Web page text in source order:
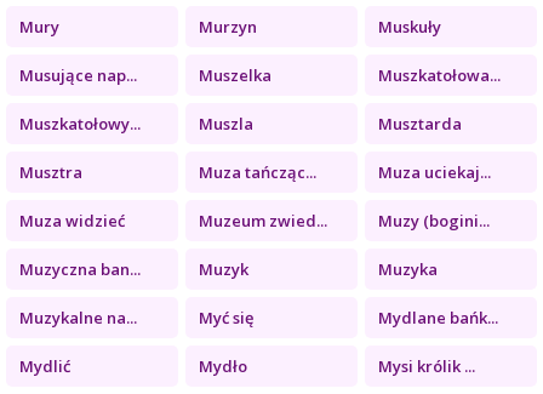
Mury Murzyn Muskuły
Musujące nap... Muszelka Muszkatołowa...
Muszkatołowy... Muszla Musztarda
Musztra Muza tańcząc... Muza uciekaj...
Muza widzieć Muzeum zwied... Muzy (bogini...
Muzyczna ban... Muzyk Muzyka
Muzykalne na... Myć się Mydlane bańk...
Mydlić Mydło Mysi królik ...